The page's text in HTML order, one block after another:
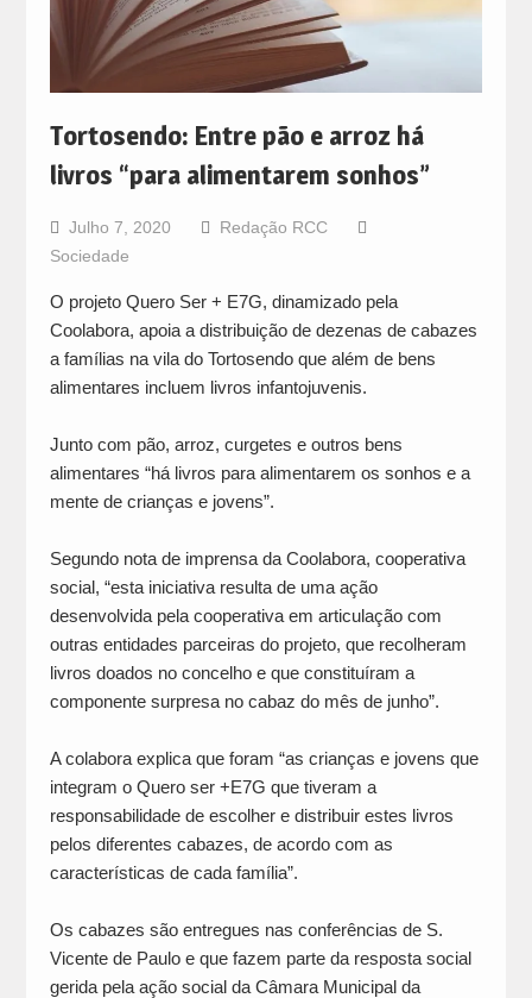
Tortosendo: Entre pão e arroz há
livros “para alimentarem sonhos”
Julho 7, 2020
Redação RCC
Sociedade
O projeto Quero Ser + E7G, dinamizado pela
Coolabora, apoia a distribuição de dezenas de cabazes
a famílias na vila do Tortosendo que além de bens
alimentares incluem livros infantojuvenis.
Junto com pão, arroz, curgetes e outros bens
alimentares “há livros para alimentarem os sonhos e a
mente de crianças e jovens”.
Segundo nota de imprensa da Coolabora, cooperativa
social, “esta iniciativa resulta de uma ação
desenvolvida pela cooperativa em articulação com
outras entidades parceiras do projeto, que recolheram
livros doados no concelho e que constituíram a
componente surpresa no cabaz do mês de junho”.
A colabora explica que foram “as crianças e jovens que
integram o Quero ser +E7G que tiveram a
responsabilidade de escolher e distribuir estes livros
pelos diferentes cabazes, de acordo com as
características de cada família”.
Os cabazes são entregues nas conferências de S.
Vicente de Paulo e que fazem parte da resposta social
gerida pela ação social da Câmara Municipal da